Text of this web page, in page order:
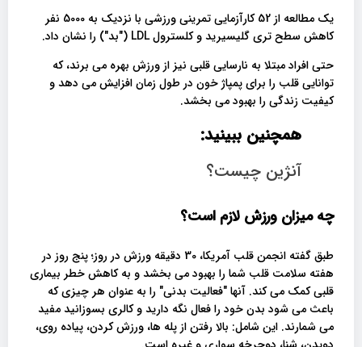
یک مطالعه از 52 کارآزمایی تمرینی ورزشی با نزدیک به 5000 نفر
کاهش سطح تری گلیسیرید و کلسترول LDL ("بد") را نشان داد.
حتی افراد مبتلا به نارسایی قلبی نیز از ورزش بهره می برند، که
توانایی قلب را برای پمپاژ خون در طول زمان افزایش می دهد و
کیفیت زندگی را بهبود می بخشد.
همچنین ببینید:
آنژین چیست؟
چه میزان ورزش لازم است؟
طبق گفته انجمن قلب آمریکا، 30 دقیقه ورزش در روز؛ پنج روز در
هفته سلامت قلب شما را بهبود می بخشد و به کاهش خطر بیماری
قلبی کمک می کند. آنها "فعالیت بدنی" را به عنوان هر چیزی که
باعث می شود بدن خود را فعال نگه دارید و کالری بسوزانید مفید
می شمارند. این شامل: بالا رفتن از پله ها، ورزش کردن، پیاده روی،